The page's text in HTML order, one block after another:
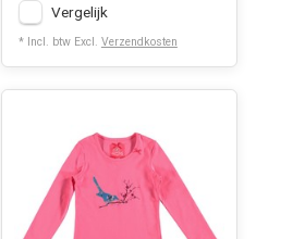
Vergelijk
* Incl. btw Excl. Verzendkosten